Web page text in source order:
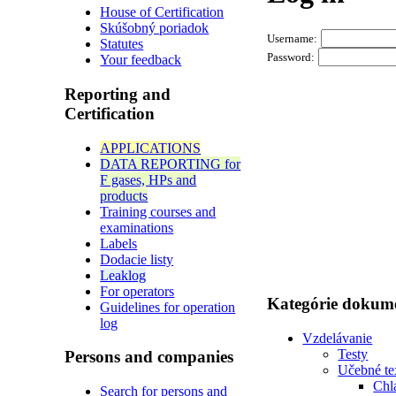
House of Certification
Skúšobný poriadok
Statutes
Your feedback
Reporting and
Certification
APPLICATIONS
DATA REPORTING for
F gases, HPs and
products
Training courses and
examinations
Labels
Dodacie listy
Leaklog
For operators
Guidelines for operation
log
Persons and companies
Search for persons and
Username:
Password:
Kategórie
Vzdelávanie
Testy
Učebné